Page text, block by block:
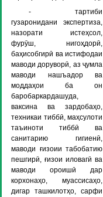
- тартиби
гузаронидани экспертиза,
назорати истеҳсол,
фурӯш, нигоҳдорӣ,
баҳисобгирӣ ва истифодаи
маводи доруворӣ, аз ҷумла
маводи нашъадор ва
моддаҳои ба он
баробаркардашуда,
ваксина ва зардобаҳо,
техникаи тиббӣ, маҳсулоти
таъиноти тиббӣ ва
санитарию гигиенӣ,
маводи ғизоии табобатию
пешгирӣ, ғизои иловагӣ ва
маводи ороишӣ дар
корхонаҳо, муассисаҳо,
дигар ташкилотҳо, сарфи